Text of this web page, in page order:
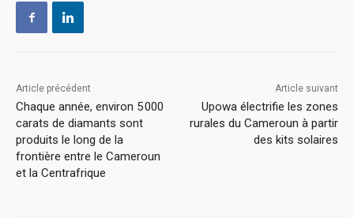
Article précédent
Chaque année, environ 5 000
carats de diamants sont
produits le long de la
frontière entre le Cameroun
et la Centrafrique
Article suivant
Upowa électrifie les zones
rurales du Cameroun à partir
des kits solaires